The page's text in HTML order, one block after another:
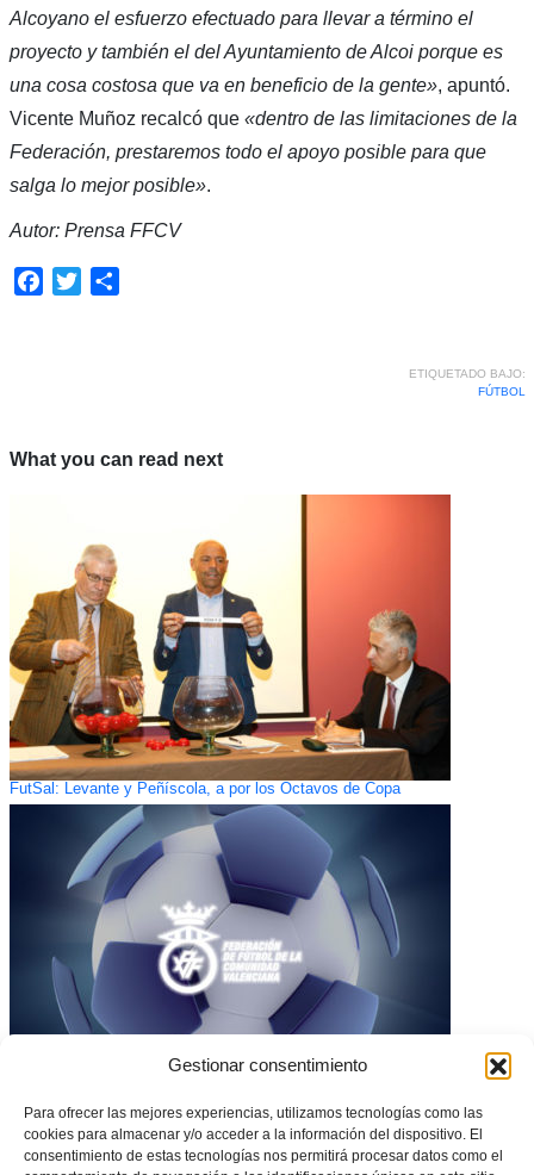
Gestionar consentimiento
Para ofrecer las mejores experiencias, utilizamos tecnologías como las
cookies para almacenar y/o acceder a la información del dispositivo. El
consentimiento de estas tecnologías nos permitirá procesar datos como el
Alcoyano el esfuerzo efectuado para llevar a término el
proyecto y también el del Ayuntamiento de Alcoi porque es
una cosa costosa que va en beneficio de la gente», apuntó.
Vicente Muñoz recalcó que «dentro de las limitaciones de la
Federación, prestaremos todo el apoyo posible para que
salga lo mejor posible».
Autor: Prensa FFCV
Facebook
Twitter
ETIQUETADO BAJO:
FÚTBOL
What you can read next
FutSal: Levante y Peñíscola, a por los Octavos de Copa